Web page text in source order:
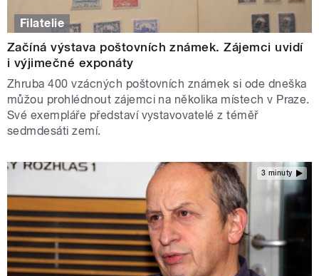
Filatelie
Začíná výstava poštovních známek. Zájemci uvidí
i výjimečné exponáty
Zhruba 400 vzácných poštovních známek si ode dneška
můžou prohlédnout zájemci na několika místech v Praze.
Své exempláře představí vystavovatelé z téměř
sedmdesáti zemí.
3 minuty